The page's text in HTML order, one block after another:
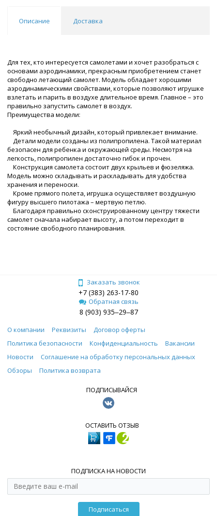
Описание Доставка
Для тех, кто интересуется самолетами и хочет разобраться с
основами аэродинамики, прекрасным приобретением станет
свободно летающий самолет. Модель обладает хорошими
аэродинамическими свойствами, которые позволяют игрушке
взлетать и парить в воздухе длительное время. Главное – это
правильно запустить самолет в воздух.
Преимущества модели:
Яркий необычный дизайн, который привлекает внимание.
Детали модели созданы из полипропилена. Такой материал
безопасен для ребенка и окружающей среды. Несмотря на
легкость, полипропилен достаточно гибок и прочен.
Конструкция самолета состоит двух крыльев и фюзеляжа.
Модель можно складывать и раскладывать для удобства
хранения и переноски.
Кроме прямого полета, игрушка осуществляет воздушную
фигуру высшего пилотажа – мертвую петлю.
Благодаря правильно сконструированному центру тяжести
самолет сначала набирает высоту, а потом переходит в
состояние свободного планирования.
Заказать звонок
+7 (383) 263-17-80
Обратная связь
8 (903) 935‒29‒87
О компании Реквизиты
Договор оферты
Политика безопасности
Конфиденциальность
Вакансии
Новости
Соглашение на обработку персональных данных
Обзоры
Политика возврата
ПОДПИСЫВАЙСЯ
ОСТАВИТЬ ОТЗЫВ
ПОДПИСКА НА НОВОСТИ
Подписаться